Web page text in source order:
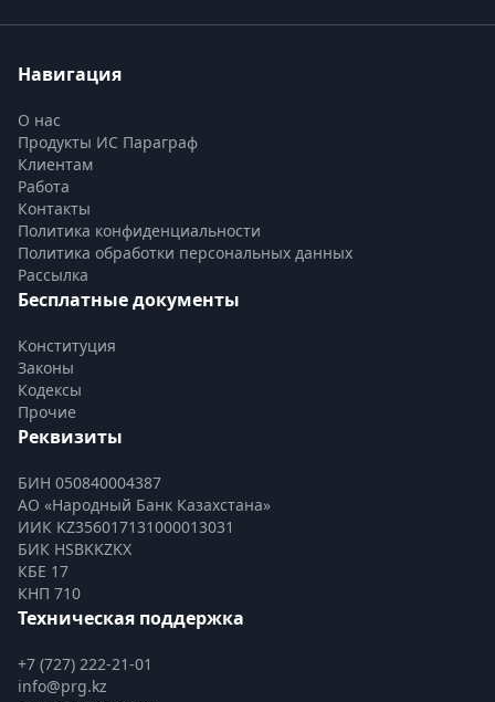
Навигация
О нас
Продукты ИС Параграф
Клиентам
Работа
Контакты
Политика конфиденциальности
Политика обработки персональных данных
Рассылка
Бесплатные документы
Конституция
Законы
Кодексы
Прочие
Реквизиты
БИН 050840004387
АО «Народный Банк Казахстана»
ИИК KZ356017131000013031
БИК HSBKKZKX
КБЕ 17
КНП 710
Техническая поддержка
+7 (727) 222-21-01
info@prg.kz